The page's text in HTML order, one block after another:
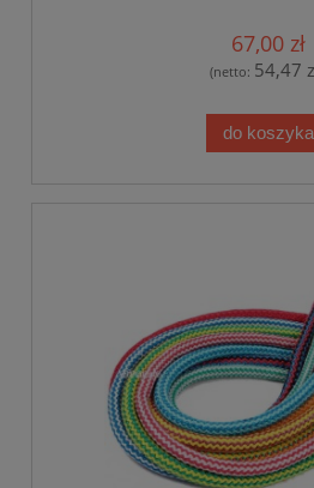
67,00 zł
(netto: 54,47
do koszyka